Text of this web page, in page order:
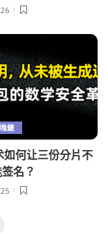
鏈
如何让三份分片不
名？